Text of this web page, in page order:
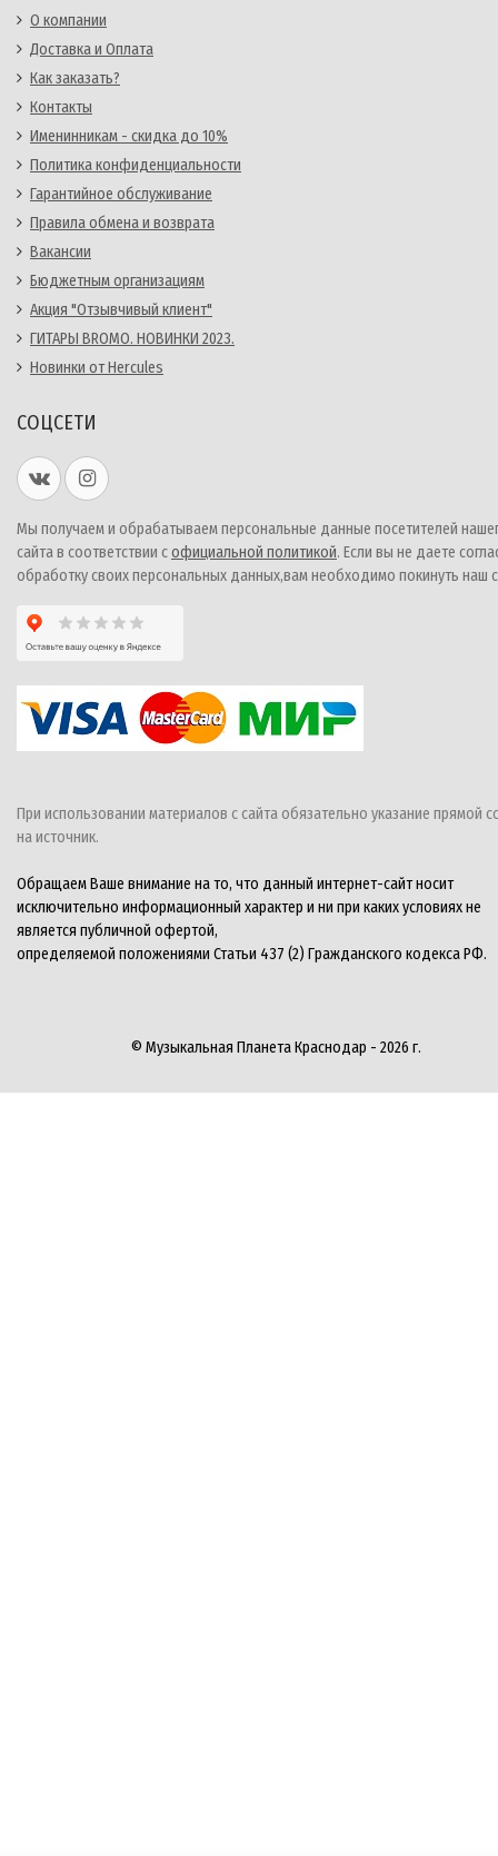
О компании
Доставка и Оплата
Как заказать?
Контакты
Именинникам - скидка до 10%
Политика конфиденциальности
Гарантийное обслуживание
Правила обмена и возврата
Вакансии
Бюджетным организациям
Акция "Отзывчивый клиент"
ГИТАРЫ BROMO. НОВИНКИ 2023.
Новинки от Hercules
СОЦСЕТИ
Мы получаем и обрабатываем персональные данные посетителей
сайта в соответствии софициальной политикой. Если вы не даете
обработку своих персональных данных,вам необходимо покинуть наш
При использовании материалов с сайта обязательно указание прямой
на источник.
Обращаем Ваше внимание на то, что данный интернет-сайт носит
исключительно информационный характер и ни при каких условиях не
является публичной офертой,
определяемой положениями Статьи 437 (2) Гражданского кодекса РФ.
© Музыкальная Планета Краснодар - 2026 г.